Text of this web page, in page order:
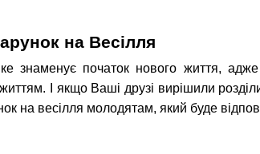
на Весілля
знаменує початок нового життя,
І якщо Ваші друзі вирішили
на весілля молодятам, який буде